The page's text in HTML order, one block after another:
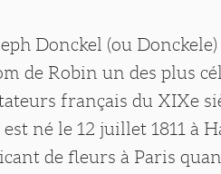
Donckel (ou Donckele)
de Robin un des plus
français du XIXe
né le 12 juillet 1811 à
de fleurs à Paris